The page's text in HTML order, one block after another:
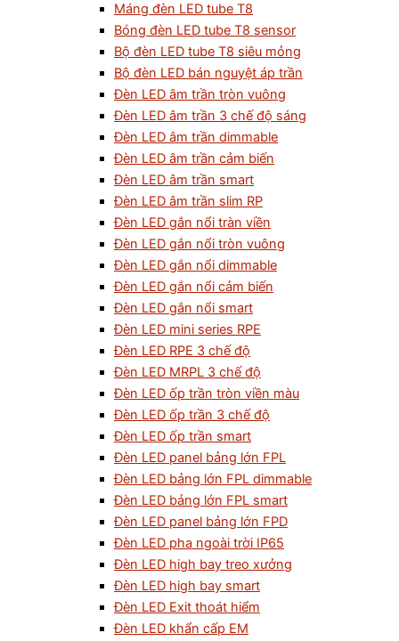
Máng đèn LED tube T8
Bóng đèn LED tube T8 sensor
Bộ đèn LED tube T8 siêu mỏng
Bộ đèn LED bán nguyệt áp trần
Đèn LED âm trần tròn vuông
Đèn LED âm trần 3 chế độ sáng
Đèn LED âm trần dimmable
Đèn LED âm trần cảm biến
Đèn LED âm trần smart
Đèn LED âm trần slim RP
Đèn LED gắn nổi tràn viền
Đèn LED gắn nổi tròn vuông
Đèn LED gắn nổi dimmable
Đèn LED gắn nổi cảm biến
Đèn LED gắn nổi smart
Đèn LED mini series RPE
Đèn LED RPE 3 chế độ
Đèn LED MRPL 3 chế độ
Đèn LED ốp trần tròn viền màu
Đèn LED ốp trần 3 chế độ
Đèn LED ốp trần smart
Đèn LED panel bảng lớn FPL
Đèn LED bảng lớn FPL dimmable
Đèn LED bảng lớn FPL smart
Đèn LED panel bảng lớn FPD
Đèn LED pha ngoài trời IP65
Đèn LED high bay treo xưởng
Đèn LED high bay smart
Đèn LED Exit thoát hiểm
Đèn LED khẩn cấp EM